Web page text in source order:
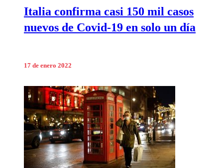
Italia confirma casi 150 mil casos
nuevos de Covid-19 en solo un día
17 de enero 2022